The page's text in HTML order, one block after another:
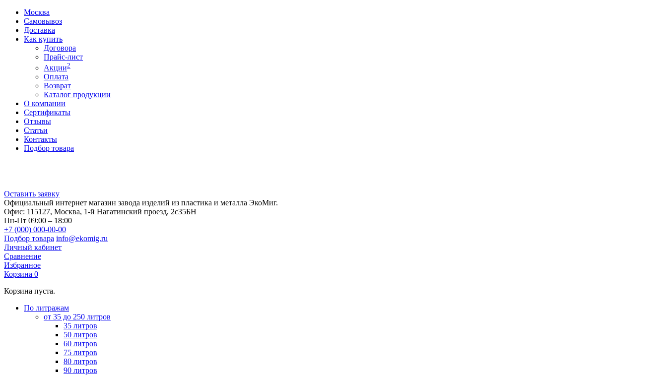
Москва
Самовывоз
Доставка
Как купить
Договора
Прайс-лист
Акции2
Оплата
Возврат
Каталог продукции
О компании
Сертификаты
Отзывы
Статьи
Контакты
Подбор товара
Оставить заявку
Официальный интернет магазин завода изделий из пластика и металла ЭкоМиг.
Офис: 115127, Москва, 1-й Нагатинский проезд, 2с35БН
Пн-Пт 09:00 – 18:00
+7 (000) 000-00-00
Подбор товара info@ekomig.ru
Личный кабинет
Сравнение
Избранное
Корзина 0
Корзина пуста.
По литражам
от 35 до 250 литров
35 литров
50 литров
60 литров
75 литров
80 литров
90 литров